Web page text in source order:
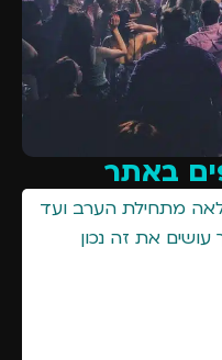
באתר
מתחילת הערב ועד
עושים את זה נכון